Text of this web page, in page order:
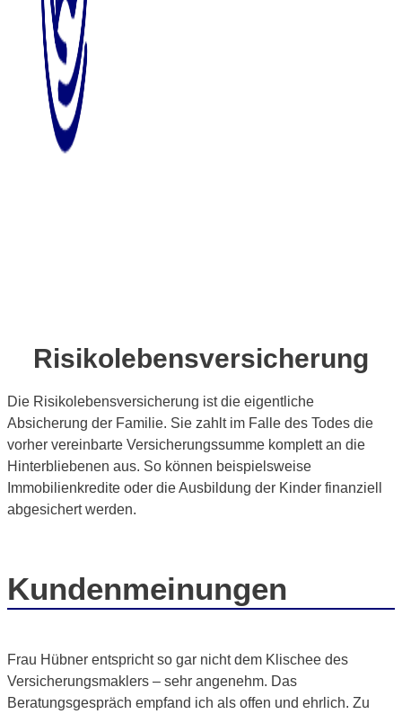
Risikolebensversicherung
Die Risikolebensversicherung ist die eigentliche
Absicherung der Familie. Sie zahlt im Falle des Todes die
vorher vereinbarte Versicherungssumme komplett an die
Hinterbliebenen aus. So können beispielsweise
Immobilienkredite oder die Ausbildung der Kinder finanziell
abgesichert werden.
Kundenmeinungen
Frau Hübner entspricht so gar nicht dem Klischee des
Versicherungsmaklers – sehr angenehm. Das
Beratungsgespräch empfand ich als offen und ehrlich. Zu